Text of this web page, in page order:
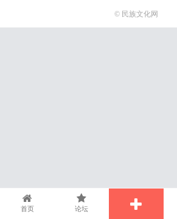
© 民族文化网
首页 论坛